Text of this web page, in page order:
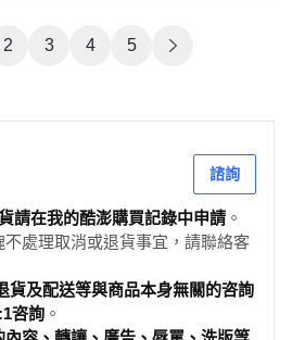
2 3 4 5
諮詢
請在我的酷澎購買記錄中申請 。
處理取消或退貨事宜，請聯絡客
貨及配送等與商品本身無關的咨詢
咨詢 。